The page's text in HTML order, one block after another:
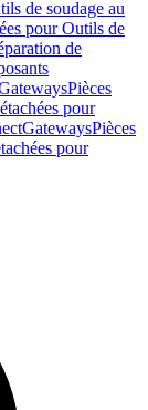
de soudage au
pour Outils de
de
Pièces
pour
GatewaysPièces
pour